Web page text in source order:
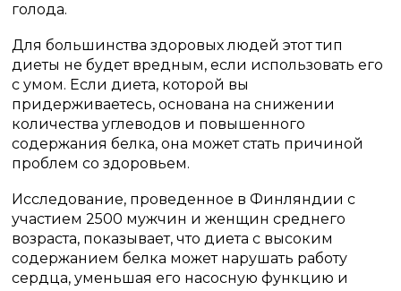
голода.
Для большинства здоровых людей этот тип
диеты не будет вредным, если использовать его
с умом. Если диета, которой вы
придерживаетесь, основана на снижении
количества углеводов и повышенного
содержания белка, она может стать причиной
проблем со здоровьем.
Исследование, проведенное в Финляндии с
участием 2500 мужчин и женщин среднего
возраста, показывает, что диета с высоким
содержанием белка может нарушать работу
сердца, уменьшая его насосную функцию и